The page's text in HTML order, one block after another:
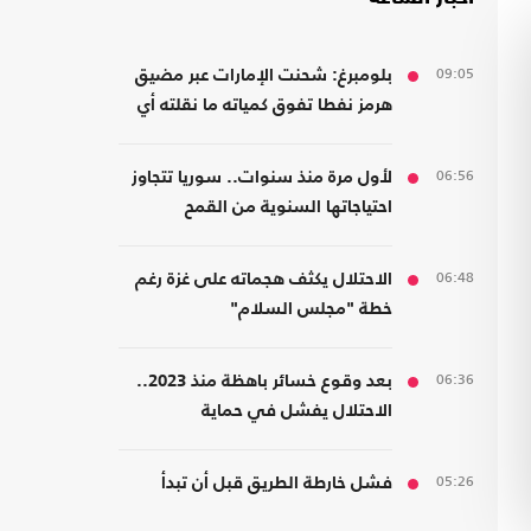
09:05
بلومبرغ: شحنت الإمارات عبر مضيق
هرمز نفطا تفوق كمياته ما نقلته أي
06:56
لأول مرة منذ سنوات.. سوريا تتجاوز
احتياجاتها السنوية من القمح
06:48
الاحتلال يكثف هجماته على غزة رغم
خطة "مجلس السلام"
06:36
بعد وقوع خسائر باهظة منذ 2023..
الاحتلال يفشل في حماية
05:26 فشل خارطة الطريق قبل أن تبدأ